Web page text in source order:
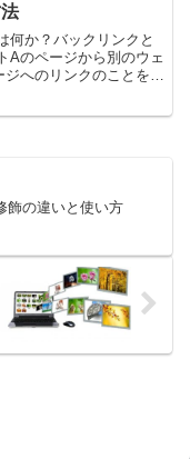
何か？バックリンクと
Aのページから別のウェ
へのリンクのことを指
飾の違いと使い方